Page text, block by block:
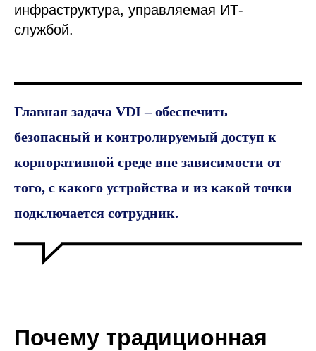
инфраструктура, управляемая ИТ-
службой.
Главная задача VDI – обеспечить
безопасный и контролируемый доступ к
корпоративной среде вне зависимости от
того, с какого устройства и из какой точки
подключается сотрудник.
Почему традиционная